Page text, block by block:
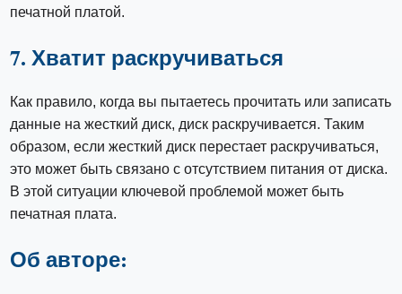
печатной платой.
7. Хватит раскручиваться
Как правило, когда вы пытаетесь прочитать или записать
данные на жесткий диск, диск раскручивается. Таким
образом, если жесткий диск перестает раскручиваться,
это может быть связано с отсутствием питания от диска.
В этой ситуации ключевой проблемой может быть
печатная плата.
Об авторе: